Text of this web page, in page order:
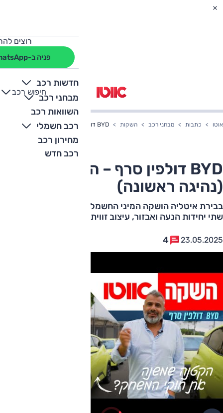
רוצים
פניה ב-WhatsApp
חדשות רכב
מבחני רכב
השוואות רכב
רכב חשמלי
מחירון רכב
רכב חדש
חיפוש רכב
+
-
אוטו כתבות מבחני רכב השקות BYD דולפין סרף – השקה עולמית (נהיגה ראשונה)
BYD דולפין סרף – השקה עולמית
(נהיגה ראשונה)
שתי יחידות הנעה ואבזור, עיצוב זוויתי
23.05.2025
4